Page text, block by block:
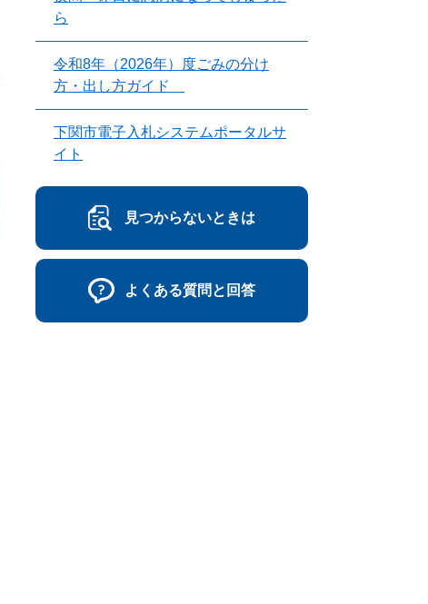
ら
令和8年（2026年）度ごみの分け
方・出し方ガイド
下関市電子入札システムポータルサ
イト
見つからないときは
よくある質問と回答